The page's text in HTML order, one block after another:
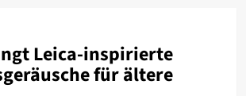
Leica-inspirierte
für ältere